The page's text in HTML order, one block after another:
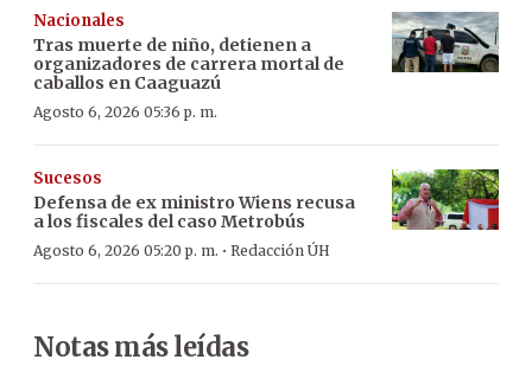
Nacionales
Tras muerte de niño, detienen a
organizadores de carrera mortal de
caballos en Caaguazú
Agosto 6, 2026 05:36 p. m.
Sucesos
Defensa de ex ministro Wiens recusa
a los fiscales del caso Metrobús
Agosto 6, 2026 05:20 p. m. · Redacción ÚH
Notas más leídas